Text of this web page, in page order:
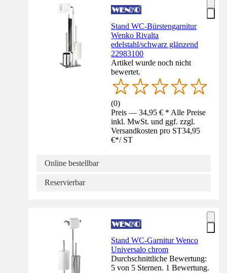
Stand WC-Bürstengarnitur
Wenko Rivalta
edelstahl/schwarz glänzend
22983100
Artikel wurde noch nicht
bewertet.
(0)
Preis — 34,95 € * Alle Preise
inkl. MwSt. und ggf. zzgl.
Versandkosten pro ST34,95
€*/ ST
Online bestellbar
Reservierbar
Stand WC-Garnitur Wenco
Universalo chrom
Durchschnittliche Bewertung:
5 von 5 Sternen. 1 Bewertung.